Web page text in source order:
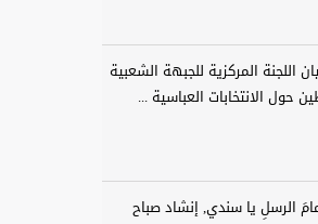
اللجنة المركزية للجبهة الشعبية
حول الانتخابات العباسية ...
الرسلِ يا سندي, إنشاد صباح